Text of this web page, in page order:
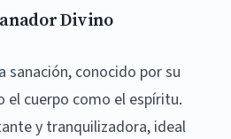
Divino
sanación, conocido por su
el cuerpo como el espíritu.
y tranquilizadora, ideal